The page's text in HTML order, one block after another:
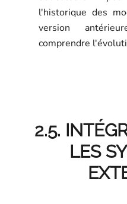
l'historique des
version
comprendre
2.5.
LES